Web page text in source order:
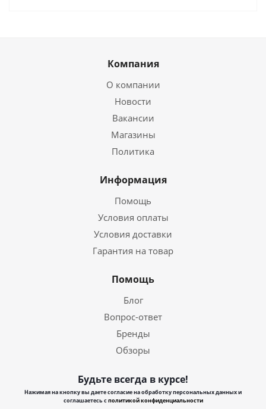
Компания
О компании
Новости
Вакансии
Магазины
Политика
Информация
Помощь
Условия оплаты
Условия доставки
Гарантия на товар
Помощь
Блог
Вопрос-ответ
Бренды
Обзоры
Будьте всегда в курсе!
Нажимая на кнопку вы даете согласие на обработку персональных данных и
соглашаетесь сполитикой конфиденциальности